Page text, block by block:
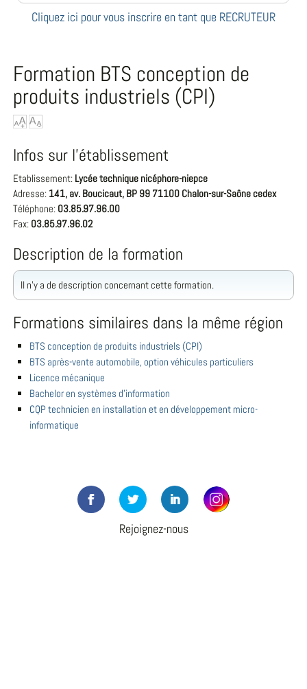
Cliquez ici pour vous inscrire en tant que RECRUTEUR
Formation BTS conception de
produits industriels (CPI)
Infos sur l'établissement
Etablissement: Lycée technique nicéphore-niepce
Adresse: 141, av. Boucicaut, BP 99 71100 Chalon-sur-Saône cedex
Téléphone: 03.85.97.96.00
Fax: 03.85.97.96.02
Description de la formation
Il n'y a de description concernant cette formation.
Formations similaires dans la même région
BTS conception de produits industriels (CPI)
BTS après-vente automobile, option véhicules particuliers
Licence mécanique
Bachelor en systèmes d'information
CQP technicien en installation et en développement micro-
informatique
Rejoignez-nous